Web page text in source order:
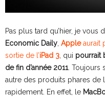
Pas plus tard qu’hier, je vous
Economic Daily Appleaurait
sortie de l’iPad 3 , qui pourrait
de fin d’année 2011. Toujours
autre des produits phares de
rapidement. En effet, le